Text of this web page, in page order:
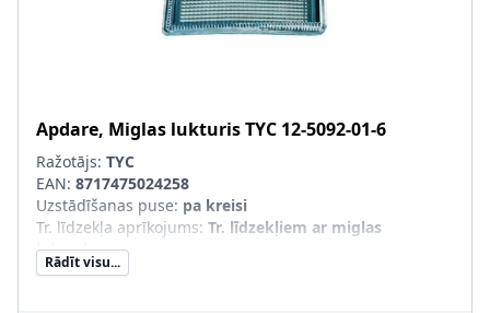
Apdare, Miglas lukturisTYC 12-5092-01-6
Ražotājs: TYC
EAN: 8717475024258
Uzstādīšanas puse: pa kreisi
Tr. līdzekļa aprīkojums: Tr. līdzekļiem ar miglas
lukturiem
Rādīt visu...